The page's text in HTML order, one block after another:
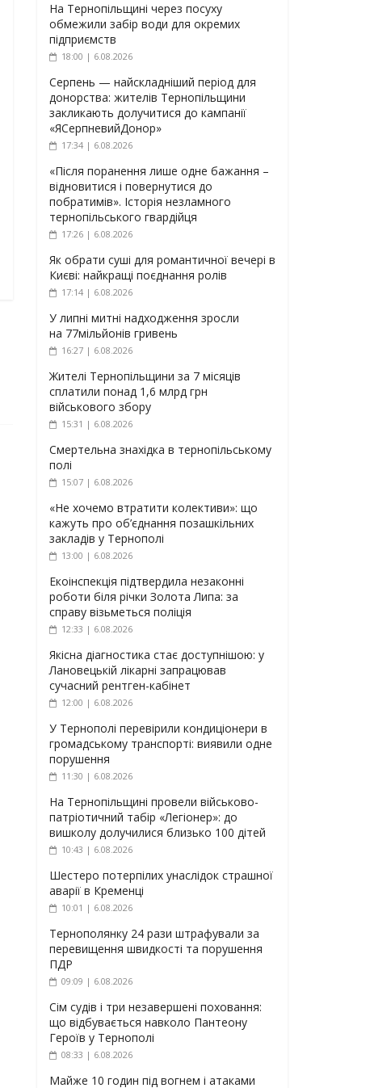
На Тернопільщині через посуху
обмежили забір води для окремих
підприємств
18:00 | 6.08.2026
Серпень — найскладніший період для
донорства: жителів Тернопільщини
закликають долучитися до кампанії
«ЯСерпневийДонор»
17:34 | 6.08.2026
«Після поранення лише одне бажання –
відновитися і повернутися до
побратимів». Історія незламного
тернопільського гвардійця
17:26 | 6.08.2026
Як обрати суші для романтичної вечері в
Києві: найкращі поєднання ролів
17:14 | 6.08.2026
У липні митні надходження зросли
на 77мільйонів гривень
16:27 | 6.08.2026
Жителі Тернопільщини за 7 місяців
сплатили понад 1,6 млрд грн
військового збору
15:31 | 6.08.2026
Смертельна знахідка в тернопільському
полі
15:07 | 6.08.2026
«Не хочемо втратити колективи»: що
кажуть про об’єднання позашкільних
закладів у Тернополі
13:00 | 6.08.2026
Екоінспекція підтвердила незаконні
роботи біля річки Золота Липа: за
справу візьметься поліція
12:33 | 6.08.2026
Якісна діагностика стає доступнішою: у
Лановецькій лікарні запрацював
сучасний рентген-кабінет
12:00 | 6.08.2026
У Тернополі перевірили кондиціонери в
громадському транспорті: виявили одне
порушення
11:30 | 6.08.2026
На Тернопільщині провели військово-
патріотичний табір «Легіонер»: до
вишколу долучилися близько 100 дітей
10:43 | 6.08.2026
Шестеро потерпілих унаслідок страшної
аварії в Кременці
10:01 | 6.08.2026
Тернополянку 24 рази штрафували за
перевищення швидкості та порушення
ПДР
09:09 | 6.08.2026
Сім судів і три незавершені поховання:
що відбувається навколо Пантеону
Героїв у Тернополі
08:33 | 6.08.2026
Майже 10 годин під вогнем і атаками